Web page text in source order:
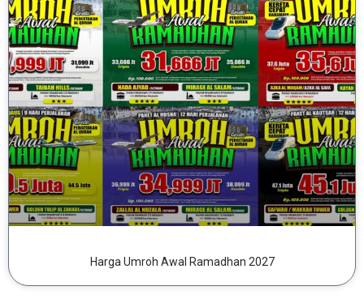
Harga Umroh Awal Ramadhan 2027